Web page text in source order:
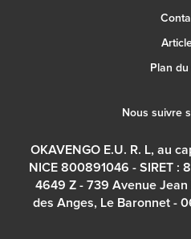
Plan
Nous suivre
OKAVENGO E.U. R. L, au
NICE 800891046 - SIRET :
4649 Z - 739 Avenue
des Anges, Le Baronnet -